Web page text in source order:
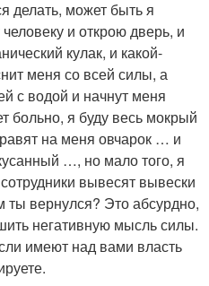
делать, может быть я
и открою дверь, и
кулак, и какой-
меня со всей силы, а
с водой и начнут меня
больно, я буду весь мокрый
на меня овчарок … и
…, но мало того, я
вывесят вывески
ты вернулся? Это абсурдно,
негативную мысль силы.
имеют над вами власть